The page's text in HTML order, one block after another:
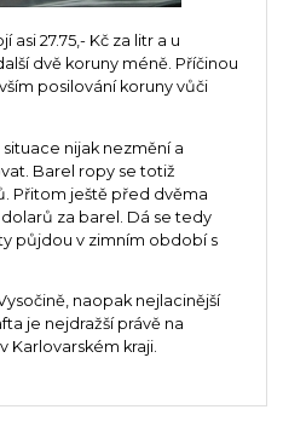
asi 27.75,- Kč za litr a u
dvě koruny méně. Příčinou
posilování koruny vůči
nijak nezmění a
Barel ropy se totiž
Přitom ještě před dvěma
za barel. Dá se tedy
půjdou v zimním období s
naopak nejlacinější
je nejdražší právě na
Karlovarském kraji.